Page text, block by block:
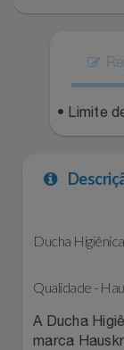
Informática
Jardim
Jogos E
Loccitane Au
Loccitane En
Pet Love Saúde
Ponto Frio
Pontos Por
• Limite
Ducha
Qualidade -
A Ducha
marca